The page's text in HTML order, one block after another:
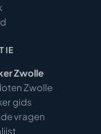
Zwolle
Zwolle
gids
vragen